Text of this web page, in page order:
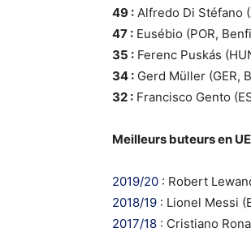
49 : Alfredo Di Stéfano
47 : Eusébio (POR,
35 : Ferenc Puskás
34 : Gerd Müller (GER,
32 : Francisco Gento
Meilleurs buteurs en
2019/20 : Robert
2018/19 : Lionel Messi
2017/18 : Cristiano